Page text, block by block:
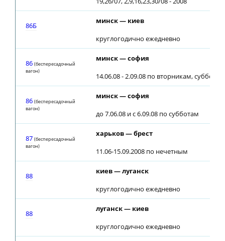
86Б
минск — киев
круглогодично ежедневно
86 (беспересадочный
вагон)
минск — софия
14.06.08 - 2.09.08 по вторникам, субботам
86 (беспересадочный
вагон)
минск — софия
до 7.06.08 и с 6.09.08 по субботам
87 (беспересадочный
вагон)
харьков — брест
11.06-15.09.2008 по нечетным
88
киев — луганск
круглогодично ежедневно
88
луганск — киев
круглогодично ежедневно